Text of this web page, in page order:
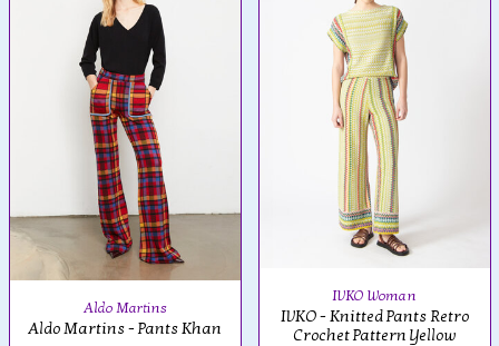
Aldo Martins
Aldo Martins - Pants Khan
IVKO Woman
IVKO - Knitted Pants Retro
Crochet Pattern Yellow